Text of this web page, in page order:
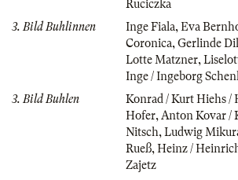
Ruciczka
3. Bild Buhlinnen
Inge Fiala, Eva
Coronica, Gerlinde Dill
Lotte Matzner,
Inge / Ingeborg
3. Bild Buhlen
Konrad / Kurt Hiehs /
Hofer, Anton Kovar /
Nitsch, Ludwig
Rueß, Heinz /
Zajetz